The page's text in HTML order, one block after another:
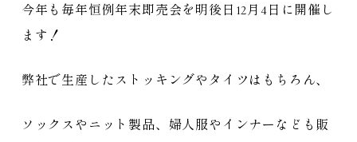
今年も毎年恒例年末即売会を明後日12月4日に開催し
ます！
弊社で生産したストッキングやタイツはもちろん、
ソックスやニット製品、婦人服やインナーなども販